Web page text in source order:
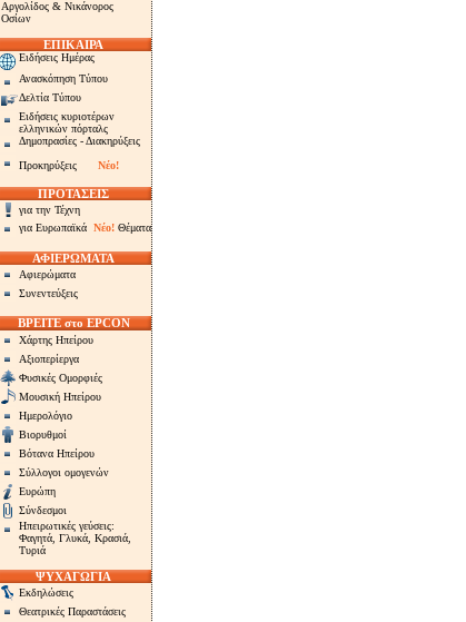
Αργολίδος & Νικάνορος
Οσίων
ΕΠΙΚΑΙΡΑ
Ειδήσεις Ημέρας
Ανασκόπηση Τύπου
Δελτία Τύπου
Ειδήσεις κυριοτέρων
ελληνικών πόρταλς
Δημοπρασίες - Διακηρύξεις
Προκηρύξεις
Νέο!
ΠΡΟΤΑΣΕΙΣ
για την Τέχνη
για Ευρωπαϊκά Νέο! Θέματα
ΑΦΙΕΡΩΜΑΤΑ
Αφιερώματα
Συνεντεύξεις
ΒΡΕΙΤΕ στο EPCON
Χάρτης Ηπείρου
Αξιοπερίεργα
Φυσικές Ομορφιές
Μουσική Ηπείρου
Ημερολόγιο
Βιορυθμοί
Βότανα Ηπείρου
Σύλλογοι ομογενών
Ευρώπη
Σύνδεσμοι
Ηπειρωτικές γεύσεις:
Φαγητά, Γλυκά, Κρασιά,
Τυριά
ΨΥΧΑΓΩΓΙΑ
Εκδηλώσεις
Θεατρικές Παραστάσεις